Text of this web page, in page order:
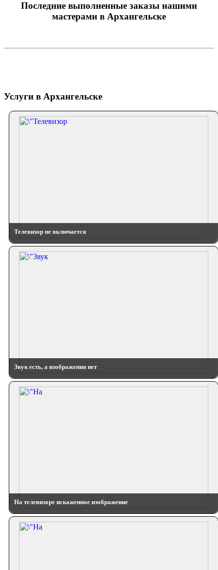
Последние выполненные заказы нашими
мастерами в Архангельске
Услуги в Архангельске
Телевизор не включается
Звук есть, а изображения нет
На телевизоре искаженное изображение